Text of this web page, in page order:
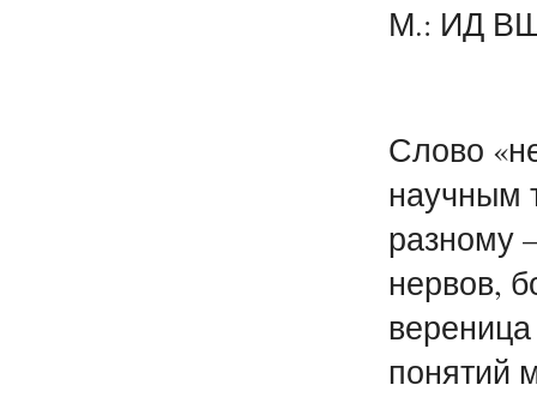
М.: ИД
Слово
научным
разному
нервов,
понятий